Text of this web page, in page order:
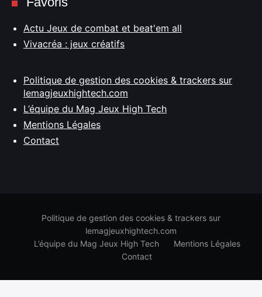
Actu Jeux de combat et beat'em all
Vivacréa : jeux créatifs
Politique de gestion des cookies & trackers sur
lemagjeuxhightech.com
L’équipe du Mag Jeux High Tech
Mentions Légales
Contact
Politique de gestion des cookies & trackers sur
lemagjeuxhightech.com
L’équipe du Mag Jeux High Tech
Mentions Légales
Contact